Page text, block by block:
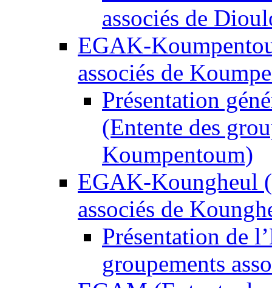
associés de
EGAK-
associés de
Présentation
(Entente des
Koumpentoum)
EGAK-Koungheul
associés de
Présentation de
groupements